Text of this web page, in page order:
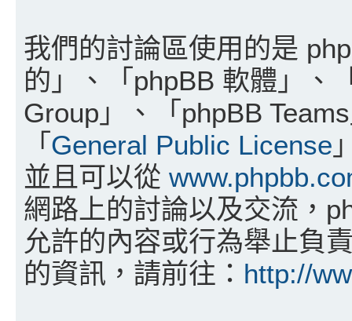
我們的討論區使用的是
的」、「phpBB 軟體」、
Group」、「phpBB
「 General Public License
並且可以從
網路上的討論以及交流，
允許的內容或行為舉止負
的資訊，請前往： http://